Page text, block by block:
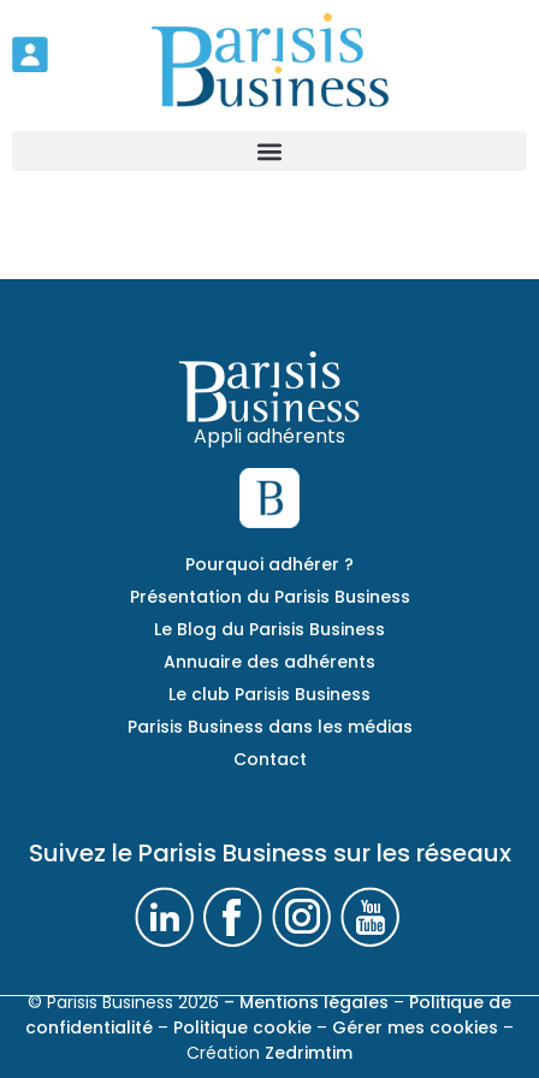
Appli adhérents
Pourquoi adhérer ?
Présentation du Parisis Business
Le Blog du Parisis Business
Annuaire des adhérents
Le club Parisis Business
Parisis Business dans les médias
Contact
Suivez le Parisis Business sur les réseaux
© Parisis Business 2026– Mentions légales–Politique de
confidentialité – Politique cookie – Gérer mes cookies –
Création Zedrimtim